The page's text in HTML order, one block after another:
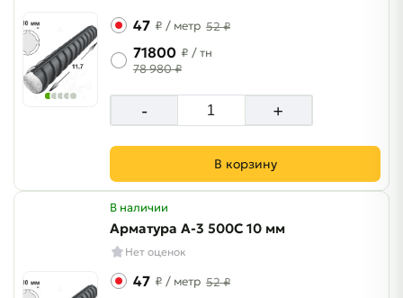
47 ₽ / метр 52 ₽
71800 ₽ / тн
78 980 ₽
- +
В корзину
В наличии
Арматура A-3 500C 10 мм
Нет оценок
47 ₽ / метр 52 ₽